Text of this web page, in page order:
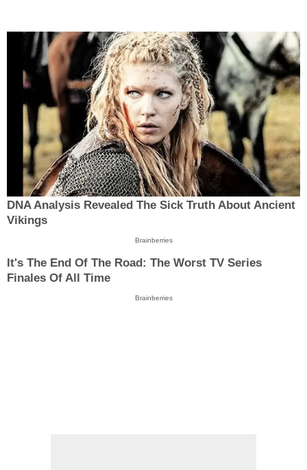
DNA Analysis Revealed The Sick Truth About Ancient
Vikings
Brainberries
It's The End Of The Road: The Worst TV Series
Finales Of All Time
Brainberries